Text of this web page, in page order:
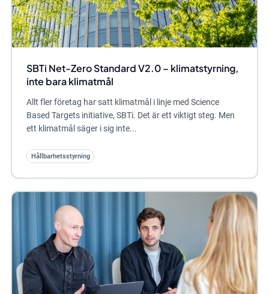
SBTi Net-Zero Standard V2.0 – klimatstyrning,
inte bara klimatmål
Allt fler företag har satt klimatmål i linje med Science
Based Targets initiative, SBTi. Det är ett viktigt steg. Men
ett klimatmål säger i sig inte...
Hållbarhetsstyrning